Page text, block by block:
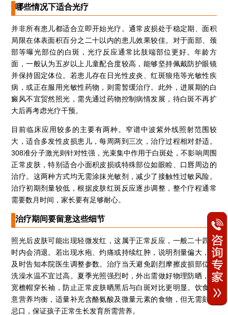
哪些情况下适合光疗
并非所有患儿都适合立即开始光疗。通常皮损处于稳定期、面积
局限在体表面积百分之二十以内的患儿效果较佳。对于面部、颈
部等曝光部位的白斑，光疗反应通常比肢端部位更好。年龄方
面，一般认为五岁以上儿童配合度较高，能够坚持佩戴防护眼镜
并保持固定体位。若患儿存在日光性皮炎、红斑狼疮等光敏性疾
病，或正在服用光敏性药物，则需暂缓治疗。此外，进展期的白
癜风不宜贸然照光，需先通过药物控制病情发展，待白斑不再扩
大后再考虑光疗干预。
目前临床应用较多的主要有两种。窄谱中波紫外线照射范围较
大，适合多发性皮损患儿，每周两到三次，治疗过程相对舒适。
308准分子激光则针对性强，光束集中作用于白斑处，不影响周围
正常皮肤，特别适合小面积皮损或特殊部位如眼睑、口唇周边的
治疗。这两种方式均无需涂抹光敏剂，减少了接触性过敏风险。
治疗初期剂量较低，根据皮肤红斑反应逐步调整，整个疗程通常
需要数月时间，家长要有足够耐心。
治疗期间要留意这些细节
照光后皮肤可能出现轻微发红，这属于正常反应，一般二十四小
时内会消退。若出现水疱、灼痛或持续红肿，说明剂量偏大，需
及时告知本院医生调整参数。治疗当天避免剧烈摩擦皮损部位，
洗澡水温不宜过高。夏季光照强烈时，外出需做好物理防晒，戴
宽檐帽穿长袖，防止正常皮肤晒黑后与白斑对比更明显。饮食注
意营养均衡，适量补充含酪氨酸及微量元素的食物，但无需刻意
忌口，保证孩子正常生长发育所需营养。